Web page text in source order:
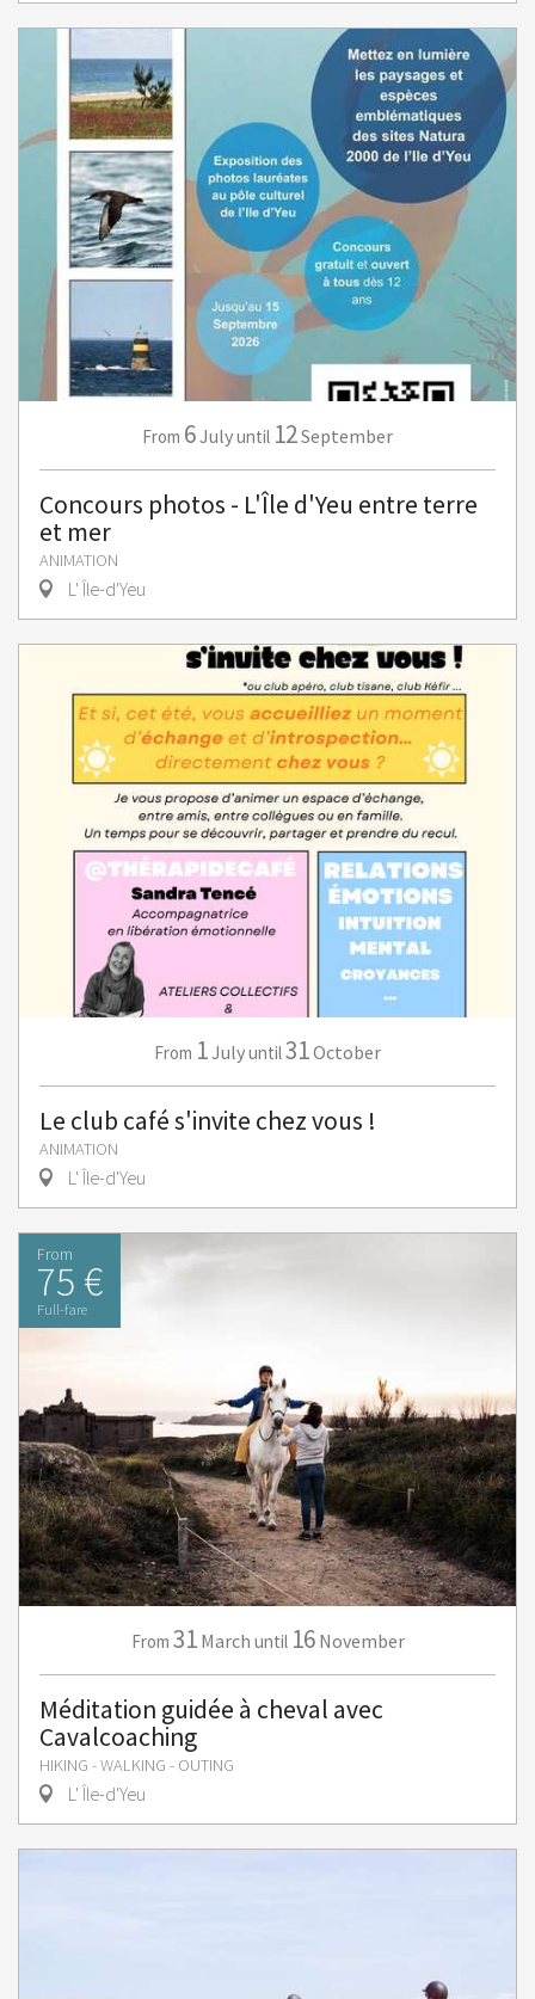
From 6Julyuntil 12September
Concours photos - L'Île d'Yeu entre terre
et mer
ANIMATION
L' Île-d'Yeu
From 1Julyuntil31October
Le club café s'invite chez vous !
ANIMATION
L' Île-d'Yeu
From
75 €
Full-fare
From 31 March until 16 November
Méditation guidée à cheval avec
Cavalcoaching
HIKING - WALKING - OUTING
L' Île-d'Yeu